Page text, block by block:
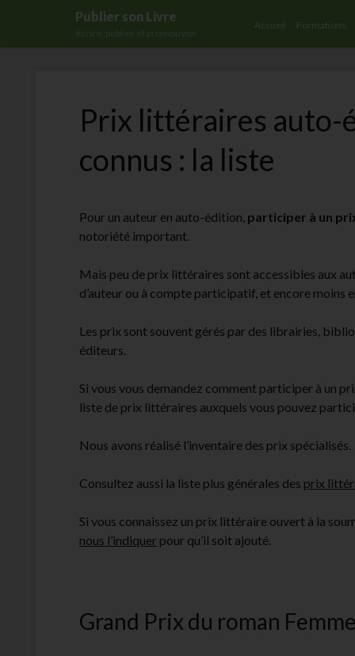
Publier son Livre
écrire, publier et promouvoir
Accueil Formations
Prix littéraires auto-
connus : la liste
Pour un auteur en auto-édition, participer à un
notoriété important.
Mais peu de prix littéraires sont accessibles aux
d’auteur ou à compte participatif, et encore moins
Les prix sont souvent gérés par des librairies,
éditeurs.
Si vous vous demandez comment participer à un
liste de prix littéraires auxquels vous pouvez
Nous avons réalisé l’inventaire des prix spécialisés.
Consultez aussi la liste plus générales des prix
Si vous connaissez un prix littéraire ouvert à la
nous l’indiquer pour qu’il soit ajouté.
Grand Prix du roman